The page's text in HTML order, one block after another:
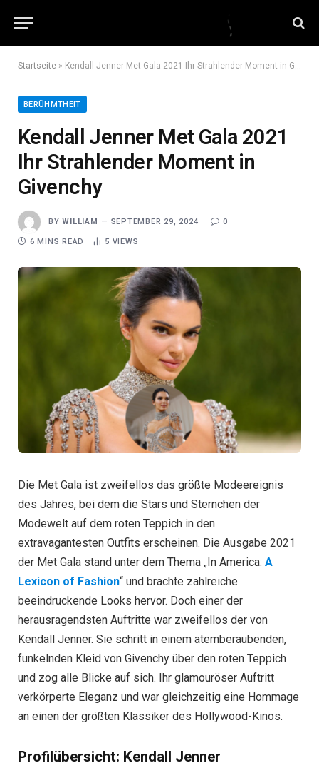
Startseite » Kendall Jenner Met Gala 2021 Ihr Strahlender Moment in Givenchy
BERÜHMTHEIT
Kendall Jenner Met Gala 2021
Ihr Strahlender Moment in
Givenchy
BY WILLIAM SEPTEMBER 29, 2024 0
6 MINS READ 5 VIEWS
Die Met Gala ist zweifellos das größte Modeereignis
des Jahres, bei dem die Stars und Sternchen der
Modewelt auf dem roten Teppich in den
extravagantesten Outfits erscheinen. Die Ausgabe 2021
der Met Gala stand unter dem Thema „In America: A
Lexicon of Fashion“ und brachte zahlreiche
beeindruckende Looks hervor. Doch einer der
herausragendsten Auftritte war zweifellos der von
Kendall Jenner. Sie schritt in einem atemberaubenden,
funkelnden Kleid von Givenchy über den roten Teppich
und zog alle Blicke auf sich. Ihr glamouröser Auftritt
verkörperte Eleganz und war gleichzeitig eine Hommage
an einen der größten Klassiker des Hollywood-Kinos.
Profilübersicht: Kendall Jenner